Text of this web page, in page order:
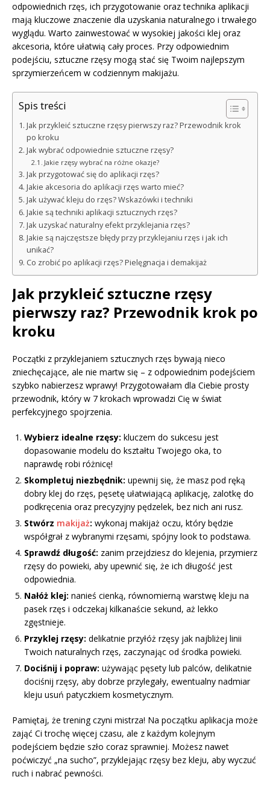
odpowiednich rzęs, ich przygotowanie oraz technika aplikacji
mają kluczowe znaczenie dla uzyskania naturalnego i trwałego
wyglądu. Warto zainwestować w wysokiej jakości klej oraz
akcesoria, które ułatwią cały proces. Przy odpowiednim
podejściu, sztuczne rzęsy mogą stać się Twoim najlepszym
sprzymierzeńcem w codziennym makijażu.
Spis treści
Jak przykleić sztuczne rzęsy pierwszy raz? Przewodnik krok
po kroku
Jak wybrać odpowiednie sztuczne rzęsy?
Jakie rzęsy wybrać na różne okazje?
Jak przygotować się do aplikacji rzęs?
Jakie akcesoria do aplikacji rzęs warto mieć?
Jak używać kleju do rzęs? Wskazówki i techniki
Jakie są techniki aplikacji sztucznych rzęs?
Jak uzyskać naturalny efekt przyklejania rzęs?
Jakie są najczęstsze błędy przy przyklejaniu rzęs i jak ich
unikać?
Co zrobić po aplikacji rzęs? Pielęgnacja i demakijaż
Jak przykleić sztuczne rzęsy
pierwszy raz? Przewodnik krok po
kroku
Początki z przyklejaniem sztucznych rzęs bywają nieco
zniechęcające, ale nie martw się – z odpowiednim podejściem
szybko nabierzesz wprawy! Przygotowałam dla Ciebie prosty
przewodnik, który w 7 krokach wprowadzi Cię w świat
perfekcyjnego spojrzenia.
Wybierz idealne rzęsy: kluczem do sukcesu jest
dopasowanie modelu do kształtu Twojego oka, to
naprawdę robi różnicę!
Skompletuj niezbędnik: upewnij się, że masz pod ręką
dobry klej do rzęs, pęsetę ułatwiającą aplikację, zalotkę do
podkręcenia oraz precyzyjny pędzelek, bez nich ani rusz.
Stwórz makijaż: wykonaj makijaż oczu, który będzie
współgrał z wybranymi rzęsami, spójny look to podstawa.
Sprawdź długość: zanim przejdziesz do klejenia, przymierz
rzęsy do powieki, aby upewnić się, że ich długość jest
odpowiednia.
Nałóż klej: nanieś cienką, równomierną warstwę kleju na
pasek rzęs i odczekaj kilkanaście sekund, aż lekko
zgęstnieje.
Przyklej rzęsy: delikatnie przyłóż rzęsy jak najbliżej linii
Twoich naturalnych rzęs, zaczynając od środka powieki.
Dociśnij i popraw: używając pęsety lub palców, delikatnie
dociśnij rzęsy, aby dobrze przylegały, ewentualny nadmiar
kleju usuń patyczkiem kosmetycznym.
Pamiętaj, że trening czyni mistrza! Na początku aplikacja może
zająć Ci trochę więcej czasu, ale z każdym kolejnym
podejściem będzie szło coraz sprawniej. Możesz nawet
poćwiczyć „na sucho”, przyklejając rzęsy bez kleju, aby wyczuć
ruch i nabrać pewności.